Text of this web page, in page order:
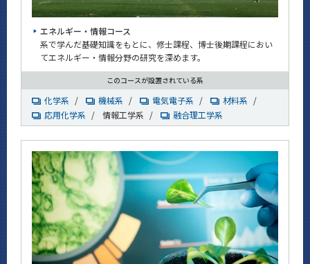
エネルギー・情報コース
系で学んだ基礎知識をもとに、修士課程、博士後期課程におい
てエネルギー・情報分野の研究を深めます。
このコースが設置されている系
化学系 / 機械系 / 電気電子系 / 材料系 /
応用化学系 / 情報工学系 / 融合理工学系